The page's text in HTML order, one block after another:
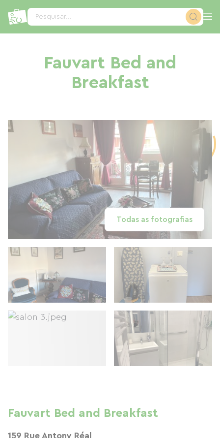
Pesquisar...
Fauvart Bed and
Breakfast
Todas as fotografias
Fauvart Bed and Breakfast
159 Rue Antony Réal
Painel de Gerenciamento de Cookies